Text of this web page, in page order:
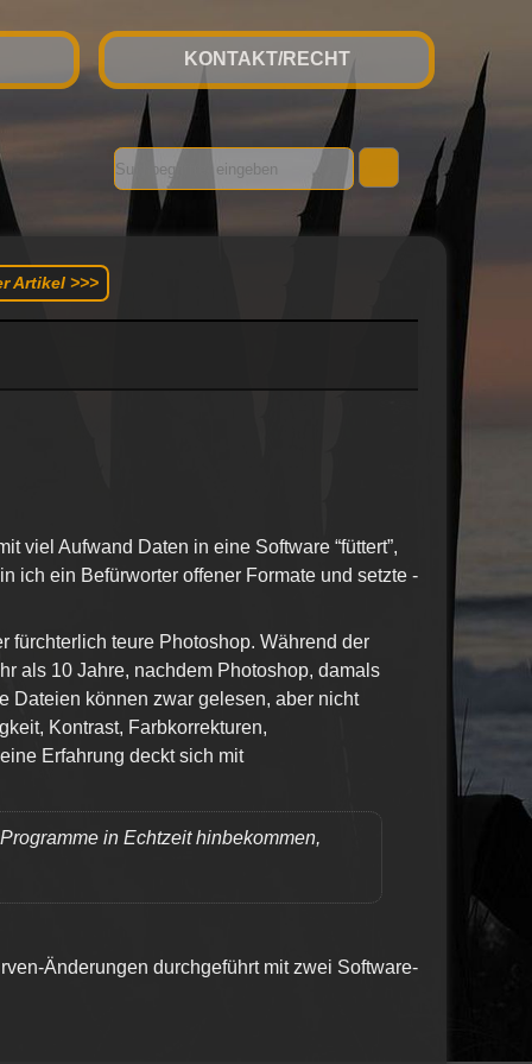
KONTAKT/RECHT
Artikel >>>
viel Aufwand Daten in eine Software “füttert”,
ich ein Befürworter offener Formate und setzte -
fürchterlich teure Photoshop. Während der
als 10 Jahre, nachdem Photoshop, damals
Dateien können zwar gelesen, aber nicht
Kontrast, Farbkorrekturen,
Erfahrung deckt sich mit
in Echtzeit hinbekommen,
Änderungen durchgeführt mit zwei Software-